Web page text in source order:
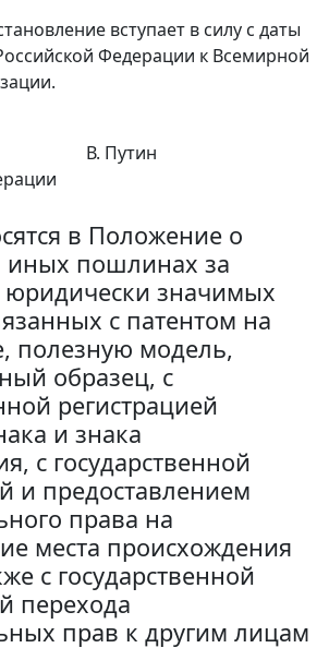
вступает в силу с даты
Федерации к Всемирной
В. Путин
в Положение о
иных пошлинах за
значимых
с патентом на
полезную модель,
образец, с
регистрацией
и знака
с государственной
и предоставлением
права на
места происхождения
с государственной
перехода
прав к другим лицам